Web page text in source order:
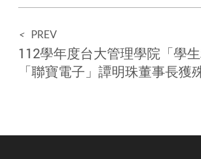
< PREV
112學年度台大管理學院「學
「聯寶電子」譚明珠董事長獲